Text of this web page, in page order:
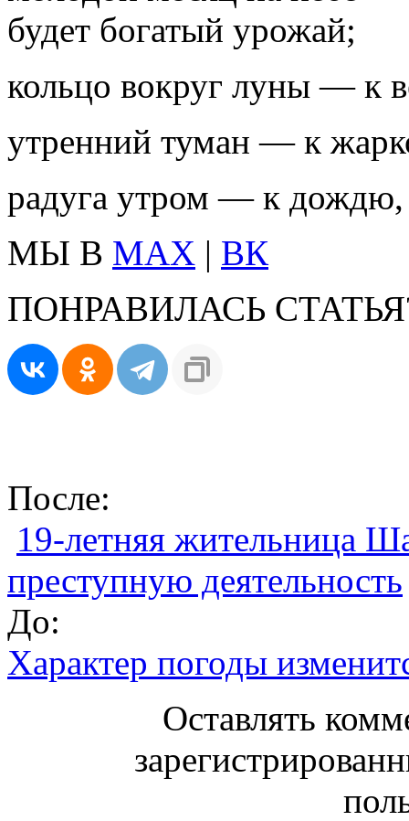
будет богатый урожай;
кольцо вокруг луны — к
утренний туман — к
радуга утром — к
МЫ В MAX | ВК
ПОНРАВИЛАСЬ
После:
19-летняя жительница
преступную деятельность
До:
Характер погоды
Оставлять